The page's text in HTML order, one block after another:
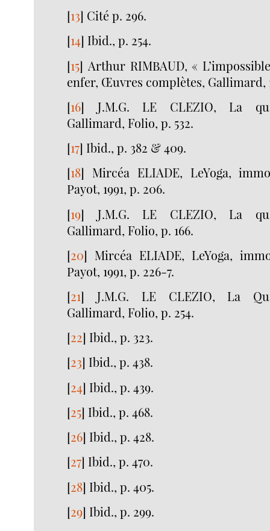
[13] Cité p. 296.
[14] Ibid., p. 254.
[15] Arthur RIMBAUD, «
enfer, Œuvres complètes, Gallimard,
[16] J.M.G. LE CLEZIO, La
Gallimard, Folio, p. 532.
[17] Ibid., p. 382 & 409.
[18] Mircéa ELIADE, LeYoga,
Payot, 1991, p. 206.
[19] J.M.G. LE CLEZIO, La
Gallimard, Folio, p. 166.
[20] Mircéa ELIADE, LeYoga,
Payot, 1991, p. 226-7.
[21]J.M.G. LE CLEZIO, La
Gallimard, Folio, p. 254.
[22] Ibid., p. 323.
[23] Ibid., p. 438.
[24] Ibid., p. 439.
[25] Ibid., p. 468.
[26] Ibid., p. 428.
[27] Ibid., p. 470.
[28] Ibid., p. 405.
[29] Ibid., p. 299.